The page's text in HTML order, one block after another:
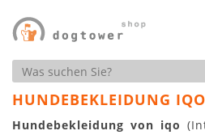
Produktsuche
HUNDEBEKLEIDUNG IQO
Hundebekleidung von iqo